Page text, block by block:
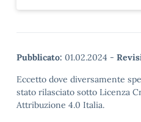
Pubblicato: 01.02.2024 -
Eccetto dove diversamente
stato rilasciato sotto Licenza
Attribuzione 4.0 Italia.